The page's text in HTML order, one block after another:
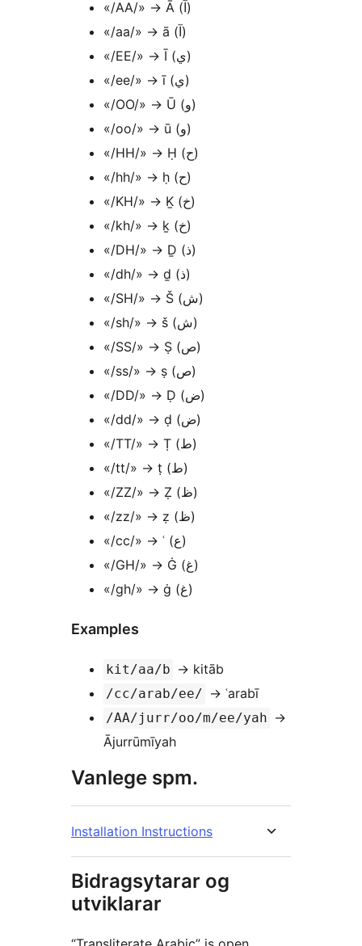
«/AA/» → Ā (آ)
«/aa/» → ā (آ)
«/EE/» → Ī (ي)
«/ee/» → ī (ي)
«/OO/» → Ū (و)
«/oo/» → ū (و)
«/HH/» → Ḥ (ح)
«/hh/» → ḥ (ح)
«/KH/» → Ḵ (خ)
«/kh/» → ḵ (خ)
«/DH/» → Ḏ (ذ)
«/dh/» → ḏ (ذ)
«/SH/» → Š (ش)
«/sh/» → š (ش)
«/SS/» → Ṣ (ص)
«/ss/» → ṣ (ص)
«/DD/» → Ḍ (ض)
«/dd/» → ḍ (ض)
«/TT/» → Ṭ (ط)
«/tt/» → ṭ (ط)
«/ZZ/» → Ẓ (ظ)
«/zz/» → ẓ (ظ)
«/cc/» → ʿ (ع)
«/GH/» → Ġ (غ)
«/gh/» → ġ (غ)
Examples
kit/aa/b → kitāb
/cc/arab/ee/ → ʿarabī
/AA/jurr/oo/m/ee/yah →
Ājurrūmīyah
Vanlege spm.
Installation Instructions
Bidragsytarar og
utviklarar